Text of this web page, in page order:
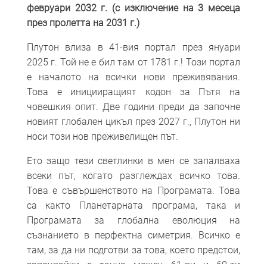
февруари 2032 г. (с изключение на 3 месеца
през пролетта на 2031 г.)
Плутон влиза в 41-вия портал през януари
2025 г. Той не е бил там от 1781 г.! Този портал
е началото на всички нови преживявания.
Това е иницииращият кодон за Пътя на
човешкия опит. Две години преди да започне
новият глобален цикъл през 2027 г., Плутон ни
носи този нов преживелищен път.
Ето защо тези светлинки в мен се запалваха
всеки път, когато разглеждах всичко това.
Това е съвършенството на Програмата. Това
са както Планетарната програма, така и
Програмата за глобална еволюция на
съзнанието в перфектна симетрия. Всичко е
там, за да ни подготви за това, което предстои,